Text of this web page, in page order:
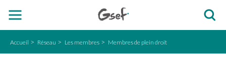
Accueil Réseau Les membres Membres de plein droit